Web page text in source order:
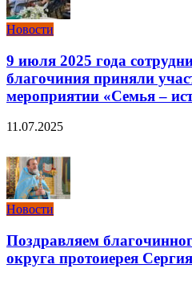
Новости
9 июля 2025 года
благочиния приняли
мероприятии «Семья –
11.07.2025
Новости
Поздравляем
округа протоиерея